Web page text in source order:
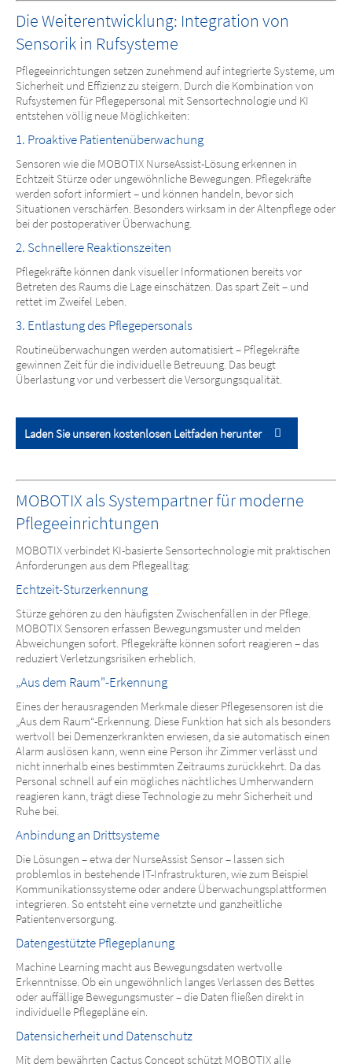
Die Weiterentwicklung: Integration von
Sensorik in Rufsysteme
Pflegeeinrichtungen setzen zunehmend auf integrierte Systeme, um
Sicherheit und Effizienz zu steigern. Durch die Kombination von
Rufsystemen für Pflegepersonal mit Sensortechnologie und KI
entstehen völlig neue Möglichkeiten:
1. Proaktive Patientenüberwachung
Sensoren wie die MOBOTIX NurseAssist-Lösung erkennen in
Echtzeit Stürze oder ungewöhnliche Bewegungen. Pflegekräfte
werden sofort informiert – und können handeln, bevor sich
Situationen verschärfen. Besonders wirksam in der Altenpflege oder
bei der postoperativer Überwachung.
2. Schnellere Reaktionszeiten
Pflegekräfte können dank visueller Informationen bereits vor
Betreten des Raums die Lage einschätzen. Das spart Zeit – und
rettet im Zweifel Leben.
3. Entlastung des Pflegepersonals
Routineüberwachungen werden automatisiert – Pflegekräfte
gewinnen Zeit für die individuelle Betreuung. Das beugt
Überlastung vor und verbessert die Versorgungsqualität.
Laden Sie unseren kostenlosen Leitfaden herunter
MOBOTIX als Systempartner für moderne
Pflegeeinrichtungen
MOBOTIX verbindet KI-basierte Sensortechnologie mit praktischen
Anforderungen aus dem Pflegealltag:
Echtzeit-Sturzerkennung
Stürze gehören zu den häufigsten Zwischenfällen in der Pflege.
MOBOTIX Sensoren erfassen Bewegungsmuster und melden
Abweichungen sofort. Pflegekräfte können sofort reagieren – das
reduziert Verletzungsrisiken erheblich.
„Aus dem Raum"-Erkennung
Eines der herausragenden Merkmale dieser Pflegesensoren ist die
„Aus dem Raum“-Erkennung. Diese Funktion hat sich als besonders
wertvoll bei Demenzerkrankten erwiesen, da sie automatisch einen
Alarm auslösen kann, wenn eine Person ihr Zimmer verlässt und
nicht innerhalb eines bestimmten Zeitraums zurückkehrt. Da das
Personal schnell auf ein mögliches nächtliches Umherwandern
reagieren kann, trägt diese Technologie zu mehr Sicherheit und
Ruhe bei.
Anbindung an Drittsysteme
Die Lösungen – etwa der NurseAssist Sensor – lassen sich
problemlos in bestehende IT-Infrastrukturen, wie zum Beispiel
Kommunikationssysteme oder andere Überwachungsplattformen
integrieren. So entsteht eine vernetzte und ganzheitliche
Patientenversorgung.
Datengestützte Pflegeplanung
Machine Learning macht aus Bewegungsdaten wertvolle
Erkenntnisse. Ob ein ungewöhnlich langes Verlassen des Bettes
oder auffällige Bewegungsmuster – die Daten fließen direkt in
individuelle Pflegepläne ein.
Datensicherheit und Datenschutz
Mit dem bewährten Cactus Concept schützt MOBOTIX alle